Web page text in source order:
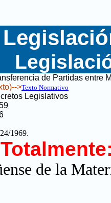
de Partidas entre
>Texto Normativo
Legislativos
1969.
de la